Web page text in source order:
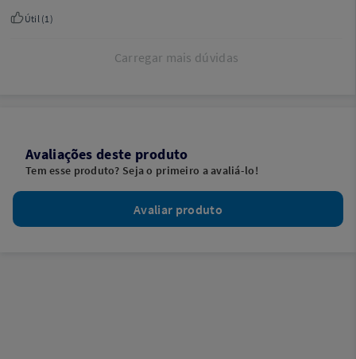
Útil (1)
Carregar mais dúvidas
Avaliações deste produto
Tem esse produto? Seja o primeiro a avaliá-lo!
Avaliar produto